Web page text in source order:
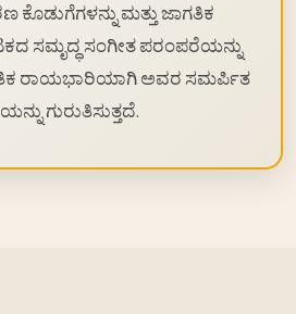
ಮತ್ತು ಜಾಗತಿಕ
ಸಮೃದ್ಧ ಸಂಗೀತ ಪರಂಪರೆಯನ್ನು
ರಾಯಭಾರಿಯಾಗಿ ಅವರ ಸಮರ್ಪಿತ
ಗುರುತಿಸುತ್ತದೆ.